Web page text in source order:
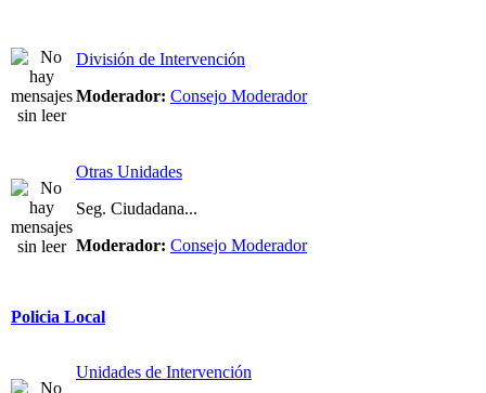
División de Intervención
Moderador: Consejo Moderador
Otras Unidades
Seg. Ciudadana...
Moderador: Consejo Moderador
Policia Local
Unidades de Intervención